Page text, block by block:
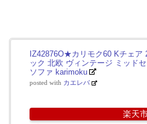
IZ42876O★カリモク60 Kチェア
ック 北欧 ヴィンテージ ミッド
ソファ karimoku
posted with カエレバ
楽天